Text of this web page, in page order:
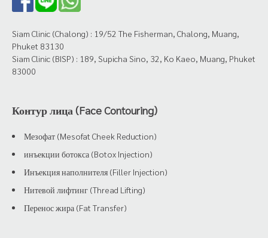
Siam Clinic (Chalong) : 19/52 The Fisherman, Chalong, Muang,
Phuket 83130
Siam Clinic (BISP) : 189, Supicha Sino, 32, Ko Kaeo, Muang, Phuket
83000
Контур лица (Face Contouring)
Мезофат (Mesofat Cheek Reduction)
инъекции ботокса (Botox Injection)
Инъекция наполнителя (Filler Injection)
Нитевой лифтинг (Thread Lifting)
Перенос жира (Fat Transfer)